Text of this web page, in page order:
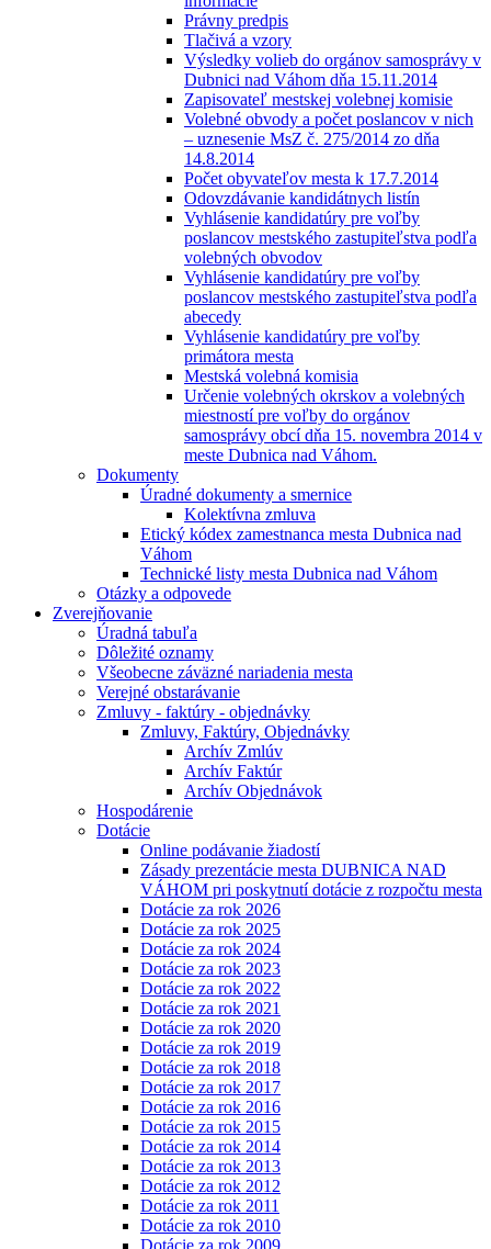
Právny predpis
Tlačivá a vzory
Výsledky volieb do orgánov samosprávy v
Dubnici nad Váhom dňa 15.11.2014
Zapisovateľ mestskej volebnej komisie
Volebné obvody a počet poslancov v nich
– uznesenie MsZ č. 275/2014 zo dňa
14.8.2014
Počet obyvateľov mesta k 17.7.2014
Odovzdávanie kandidátnych listín
Vyhlásenie kandidatúry pre voľby
poslancov mestského zastupiteľstva podľa
volebných obvodov
Vyhlásenie kandidatúry pre voľby
poslancov mestského zastupiteľstva podľa
abecedy
Vyhlásenie kandidatúry pre voľby
primátora mesta
Mestská volebná komisia
Určenie volebných okrskov a volebných
miestností pre voľby do orgánov
samosprávy obcí dňa 15. novembra 2014 v
meste Dubnica nad Váhom.
Dokumenty
Úradné dokumenty a smernice
Kolektívna zmluva
Etický kódex zamestnanca mesta Dubnica nad
Váhom
Technické listy mesta Dubnica nad Váhom
Otázky a odpovede
Zverejňovanie
Úradná tabuľa
Dôležité oznamy
Všeobecne záväzné nariadenia mesta
Verejné obstarávanie
Zmluvy - faktúry - objednávky
Zmluvy, Faktúry, Objednávky
Archív Zmlúv
Archív Faktúr
Archív Objednávok
Hospodárenie
Dotácie
Online podávanie žiadostí
Zásady prezentácie mesta DUBNICA NAD
VÁHOM pri poskytnutí dotácie z rozpočtu mesta
Dotácie za rok 2026
Dotácie za rok 2025
Dotácie za rok 2024
Dotácie za rok 2023
Dotácie za rok 2022
Dotácie za rok 2021
Dotácie za rok 2020
Dotácie za rok 2019
Dotácie za rok 2018
Dotácie za rok 2017
Dotácie za rok 2016
Dotácie za rok 2015
Dotácie za rok 2014
Dotácie za rok 2013
Dotácie za rok 2012
Dotácie za rok 2011
Dotácie za rok 2010